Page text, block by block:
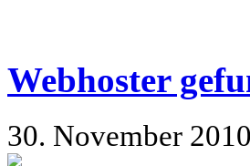
Webhoster
30. November